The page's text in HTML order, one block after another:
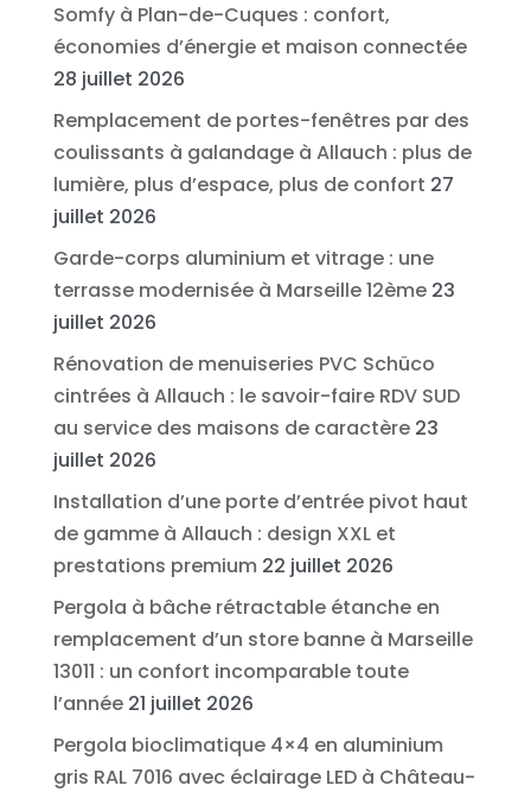
Somfy à Plan-de-Cuques : confort,
économies d’énergie et maison connectée
28 juillet 2026
Remplacement de portes-fenêtres par des
coulissants à galandage à Allauch : plus de
lumière, plus d’espace, plus de confort 27
juillet 2026
Garde-corps aluminium et vitrage : une
terrasse modernisée à Marseille 12ème 23
juillet 2026
Rénovation de menuiseries PVC Schüco
cintrées à Allauch : le savoir-faire RDV SUD
au service des maisons de caractère 23
juillet 2026
Installation d’une porte d’entrée pivot haut
de gamme à Allauch : design XXL et
prestations premium 22 juillet 2026
Pergola à bâche rétractable étanche en
remplacement d’un store banne à Marseille
13011 : un confort incomparable toute
l’année 21 juillet 2026
Pergola bioclimatique 4×4 en aluminium
gris RAL 7016 avec éclairage LED à Château-